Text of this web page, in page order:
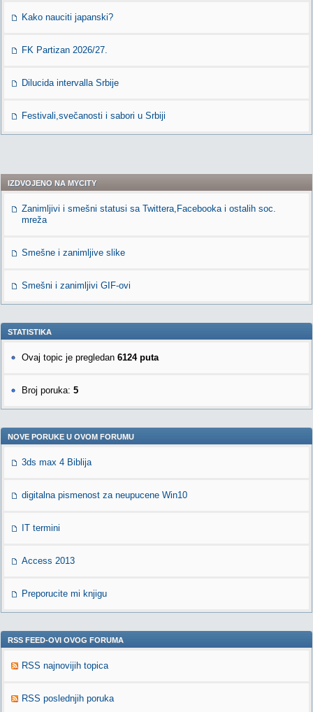
Kako nauciti japanski?
FK Partizan 2026/27.
Dilucida intervalla Srbije
Festivali,svečanosti i sabori u Srbiji
IZDVOJENO NA MYCITY
Zanimljivi i smešni statusi sa Twittera,Facebooka i ostalih soc.
mreža
Smešne i zanimljive slike
Smešni i zanimljivi GIF-ovi
STATISTIKA
Ovaj topic je pregledan 6124 puta
Broj poruka: 5
NOVE PORUKE U OVOM FORUMU
3ds max 4 Biblija
digitalna pismenost za neupucene Win10
IT termini
Access 2013
Preporucite mi knjigu
RSS FEED-OVI OVOG FORUMA
RSS najnovijih topica
RSS poslednjih poruka